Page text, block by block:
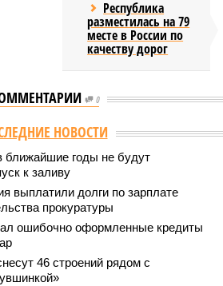
Республика
разместилась на 79
месте в России по
качеству дорог
0
учреждены удостоверения мастеров
мастеров спорта по